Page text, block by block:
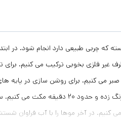
چربی طبیعی دارد انجام شود. در
غیر فلزی بخوبی ترکیب می کنیم. برای
به بالا، ابتدا ۲ سانتی متر مانده به ریشه را تا انتهای ساقه ها رنگ زده و حدود ۲۰
الی ۲۵ دقیقه دیگر نیز صبر می کنیم. در آخر موها را با آب